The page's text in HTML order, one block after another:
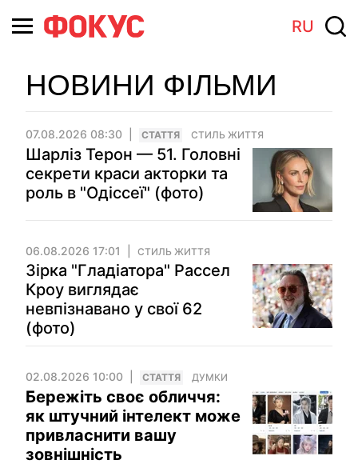
RU
НОВИНИ ФІЛЬМИ
07.08.2026 08:30 СТАТТЯ СТИЛЬ ЖИТТЯ
Шарліз Терон — 51. Головні
секрети краси акторки та
роль в "Одіссеї" (фото)
06.08.2026 17:01 СТИЛЬ ЖИТТЯ
Зірка "Гладіатора" Рассел
Кроу виглядає
невпізнавано у свої 62
(фото)
02.08.2026 10:00 СТАТТЯ ДУМКИ
Бережіть своє обличчя:
як штучний інтелект може
привласнити вашу
зовнішність